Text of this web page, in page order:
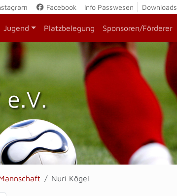
Facebook Info Passwesen Downloads
Jugend Platzbelegung Sponsoren/Förderer
Nuri Kögel